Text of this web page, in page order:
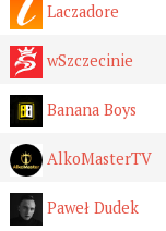
Laczadore
wSzczecinie
Banana Boys
AlkoMasterTV
Paweł Dudek